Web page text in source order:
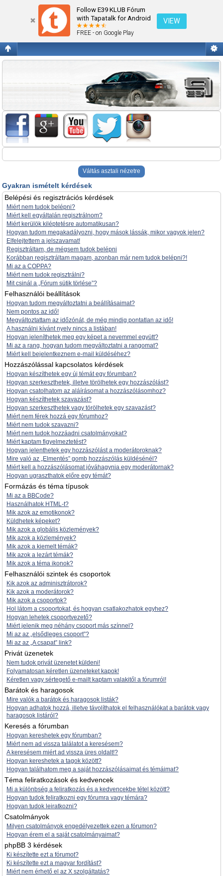
Follow E39 KLUB Fórum
with Tapatalk for Android
FREE - on Google Play
VIEW
Gyakran ismételt kérdések
Váltás asztali nézetre
Gyakran ismételt kérdések
Belépési és regisztrációs kérdések
Miért nem tudok belépni?
Miért kell egyáltalán regisztrálnom?
Miért kerülök kiléptetésre automatikusan?
Hogyan tudom megakadályozni, hogy mások lássák, mikor vagyok jelen?
Elfelejtettem a jelszavamat!
Regisztráltam, de mégsem tudok belépni
Korábban regisztráltam magam, azonban már nem tudok belépni?!
Mi az a COPPA?
Miért nem tudok regisztrálni?
Mit csinál a „Fórum sütik törlése”?
Felhasználói beállítások
Hogyan tudom megváltoztatni a beállításaimat?
Nem pontos az idő!
Megváltoztattam az időzónát, de még mindig pontatlan az idő!
A használni kívánt nyelv nincs a listában!
Hogyan jeleníthetek meg egy képet a nevemmel együtt?
Mi az a rang, hogyan tudom megváltoztatni a rangomat?
Miért kell bejelentkeznem e-mail küldéséhez?
Hozzászólással kapcsolatos kérdések
Hogyan készíthetek egy új témát egy fórumban?
Hogyan szerkeszthetek, illetve törölhetek egy hozzászólást?
Hogyan csatolhatom az aláírásomat a hozzászólásomhoz?
Hogyan készíthetek szavazást?
Hogyan szerkeszthetek vagy törölhetek egy szavazást?
Miért nem férek hozzá egy fórumhoz?
Miért nem tudok szavazni?
Miért nem tudok hozzáadni csatolmányokat?
Miért kaptam figyelmeztetést?
Hogyan jelenthetek egy hozzászólást a moderátoroknak?
Mire való az „Elmentés” gomb hozzászólás küldésénél?
Miért kell a hozzászólásomat jóváhagynia egy moderátornak?
Hogyan ugraszthatok előre egy témát?
Formázás és téma típusok
Mi az a BBCode?
Használhatok HTML-t?
Mik azok az emotikonok?
Küldhetek képeket?
Mik azok a globális közlemények?
Mik azok a közlemények?
Mik azok a kiemelt témák?
Mik azok a lezárt témák?
Mik azok a téma ikonok?
Felhasználói szintek és csoportok
Kik azok az adminisztrátorok?
Kik azok a moderátorok?
Mik azok a csoportok?
Hol látom a csoportokat, és hogyan csatlakozhatok egyhez?
Hogyan lehetek csoportvezető?
Miért jelenik meg néhány csoport más színnel?
Mi az az „elsődleges csoport”?
Mi az az „A csapat” link?
Privát üzenetek
Nem tudok privát üzenetet küldeni!
Folyamatosan kéretlen üzeneteket kapok!
Kéretlen vagy sértegető e-mailt kaptam valakitől a fórumról!
Barátok és haragosok
Mire valók a barátok és haragosok listák?
Hogyan adhatok hozzá, illetve távolíthatok el felhasználókat a barátok vagy
haragosok listáról?
Keresés a fórumban
Hogyan kereshetek egy fórumban?
Miért nem ad vissza találatot a keresésem?
A keresésem miért ad vissza üres oldalt!?
Hogyan kereshetek a tagok között?
Hogyan találhatom meg a saját hozzászólásaimat és témáimat?
Téma feliratkozások és kedvencek
Mi a különbség a feliratkozás és a kedvencekbe tétel között?
Hogyan tudok feliratkozni egy fórumra vagy témára?
Hogyan tudok leiratkozni?
Csatolmányok
Milyen csatolmányok engedélyezettek ezen a fórumon?
Hogyan érem el a saját csatolmányaimat?
phpBB 3 kérdések
Ki készítette ezt a fórumot?
Ki készítette ezt a magyar fordítást?
Miért nem érhető el az X szolgáltatás?